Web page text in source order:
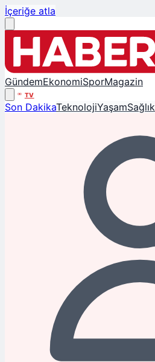
İçeriğe atla
GündemEkonomiSporMagazin
TV
Son DakikaTeknolojiYaşamSağlık